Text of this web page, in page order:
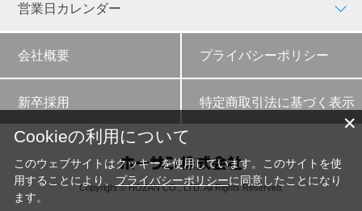
営業日カレンダー
会社概要 プライバシーポリシー
新卒採用 特定商取引法に基づく表示
Copyright © HOZAN CO., LTD. All Rights Reserved.
✕
Cookieの利用について
このウェブサイトはクッキーを使用しています。このサイトを使
用することにより、 プライバシーポリシーに同意したことになり
ます。